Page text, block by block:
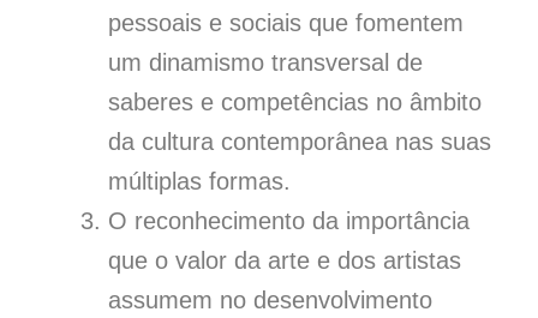
pessoais e sociais que fomentem
um dinamismo transversal de
saberes e competências no âmbito
da cultura contemporânea nas suas
múltiplas formas.
O reconhecimento da importância
que o valor da arte e dos artistas
assumem no desenvolvimento